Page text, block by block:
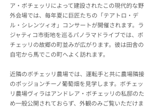
ア・ボチェッリによって建設されたこの現代的な野
外会場では、毎年夏に巨匠たちの「テアトロ・デ
ル・シレンツィオ」コンサートが開催されます。ラ
ジャティコ市街地を巡るパノラマドライブでは、ボ
チェッリの故郷の町並みが広がります。彼は田舎の
自宅から馬でこの町へよく訪れます。
近隣のボチェッリ農場では、運転手と共に農場隣接
のポッジョンチーノ葡萄畑を見学します。ボチェッ
リ農場ヴィラはアンドレア・ボチェッリの私邸のた
め一般公開されておらず、外観のみご覧いただけま